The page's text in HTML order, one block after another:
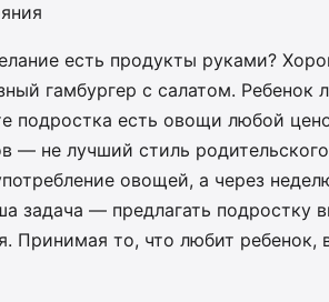
есть продукты руками?
гамбургер с салатом. Ребенок
подростка есть овощи любой
— не лучший стиль
овощей, а через
задача — предлагать подростку
Принимая то, что любит ребенок,